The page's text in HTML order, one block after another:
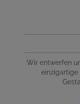
Wir entwerfen
einzigartige